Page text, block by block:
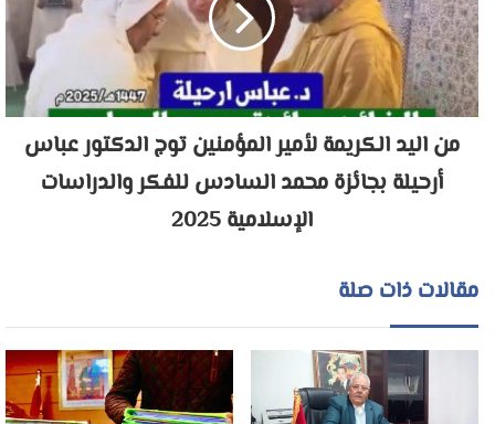
من اليد الكريمة لأمير المؤمنين توج الدكتور عباس
أرحيلة بجائزة محمد السادس للفكر والدراسات
الإسلامية 2025
مقالات ذات صلة